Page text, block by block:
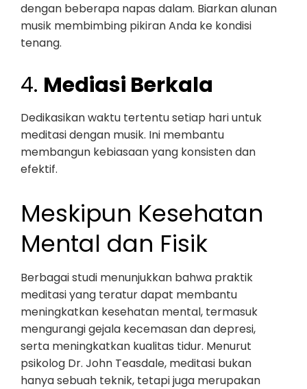
dengan beberapa napas dalam. Biarkan alunan
musik membimbing pikiran Anda ke kondisi
tenang.
4. Mediasi Berkala
Dedikasikan waktu tertentu setiap hari untuk
meditasi dengan musik. Ini membantu
membangun kebiasaan yang konsisten dan
efektif.
Meskipun Kesehatan
Mental dan Fisik
Berbagai studi menunjukkan bahwa praktik
meditasi yang teratur dapat membantu
meningkatkan kesehatan mental, termasuk
mengurangi gejala kecemasan dan depresi,
serta meningkatkan kualitas tidur. Menurut
psikolog Dr. John Teasdale, meditasi bukan
hanya sebuah teknik, tetapi juga merupakan